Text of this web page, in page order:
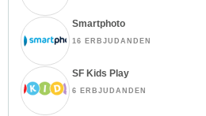
Smartphoto
16 ERBJUDANDEN
SF Kids Play
6 ERBJUDANDEN